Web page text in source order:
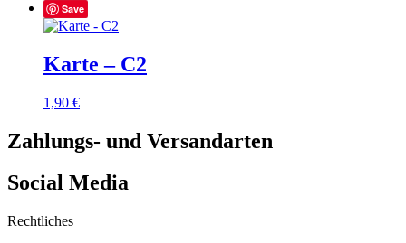
Save
Karte – C2
1,90 €
Zahlungs- und Versandarten
Social Media
Rechtliches